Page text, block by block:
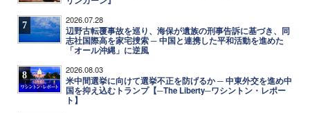
7 2026.07.28
辺野古転覆事故を巡り、海保が遺族の刑事告訴に基づき、同
志社国際高を家宅捜索 ─ 中国と連携した平和活動を進めた
「オール沖縄」に逆風
8 2026.08.03
米中間選挙に向けて選挙不正を防げるか ─ 中東外交を進め中
国を抑え込むトランプ【─The Liberty─ワシントン・レポー
ト】